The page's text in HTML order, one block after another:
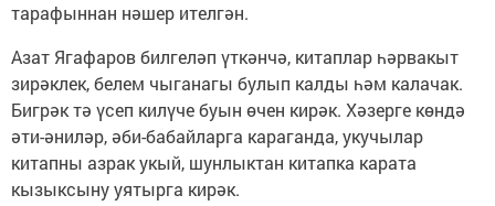
тарафыннан нәшер ителгән.
Азат Ягафаров билгеләп үткәнчә, китаплар һәрвакыт
зирәклек, белем чыганагы булып калды һәм калачак.
Бигрәк тә үсеп килүче буын өчен кирәк. Хәзерге көндә
әти-әниләр, әби-бабайларга караганда, укучылар
китапны азрак укый, шунлыктан китапка карата
кызыксыну уятырга кирәк.